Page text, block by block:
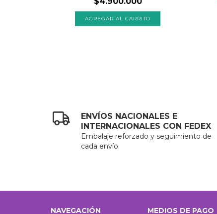
ENVÍOS NACIONALES E
INTERNACIONALES CON FEDEX
Embalaje reforzado y seguimiento de
cada envío.
NAVEGACIÓN MEDIOS DE PAGO